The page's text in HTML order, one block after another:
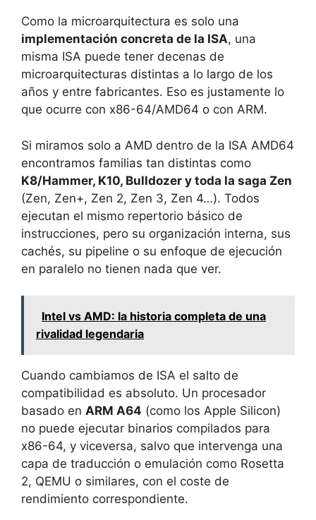
Como la microarquitectura es solo una
implementación concreta de la ISA, una
misma ISA puede tener decenas de
microarquitecturas distintas a lo largo de los
años y entre fabricantes. Eso es justamente lo
que ocurre con x86-64/AMD64 o con ARM.
Si miramos solo a AMD dentro de la ISA AMD64
encontramos familias tan distintas como
K8/Hammer, K10, Bulldozer y toda la saga Zen
(Zen, Zen+, Zen 2, Zen 3, Zen 4…). Todos
ejecutan el mismo repertorio básico de
instrucciones, pero su organización interna, sus
cachés, su pipeline o su enfoque de ejecución
en paralelo no tienen nada que ver.
Intel vs AMD: la historia completa de una
rivalidad legendaria
Cuando cambiamos de ISA el salto de
compatibilidad es absoluto. Un procesador
basado en ARM A64 (como los Apple Silicon)
no puede ejecutar binarios compilados para
x86-64, y viceversa, salvo que intervenga una
capa de traducción o emulación como Rosetta
2, QEMU o similares, con el coste de
rendimiento correspondiente.